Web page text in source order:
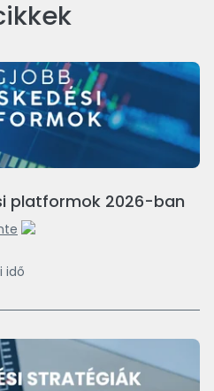
platformok 2026-ban
idő